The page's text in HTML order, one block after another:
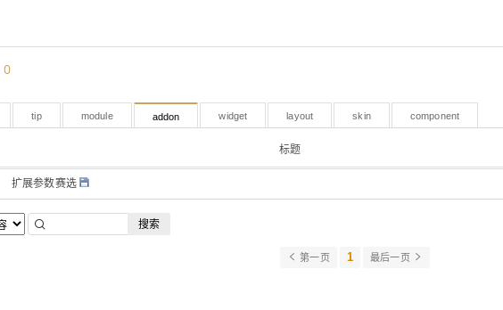
0
tip module addon widget layout skin component
标题
扩展参数赛选
搜索
第一页 1 最后一页